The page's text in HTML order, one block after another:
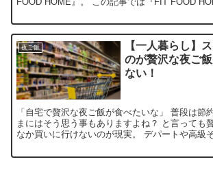
夜ご飯
【一人暮らし】
のが贅沢な夜ご
ない！
「自宅で贅沢な夜ご飯が食べたいな」 普段は節
まにはそう思う事もありますよね？ と言っても
なか買いに行けないのが現実。 デパートや高級